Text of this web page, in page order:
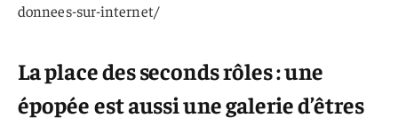
donnees-sur-internet/
La place des seconds rôles : une
épopée est aussi une galerie d’êtres